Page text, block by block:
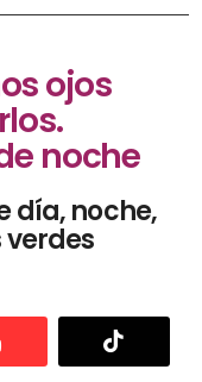
ojos
noche
día, noche,